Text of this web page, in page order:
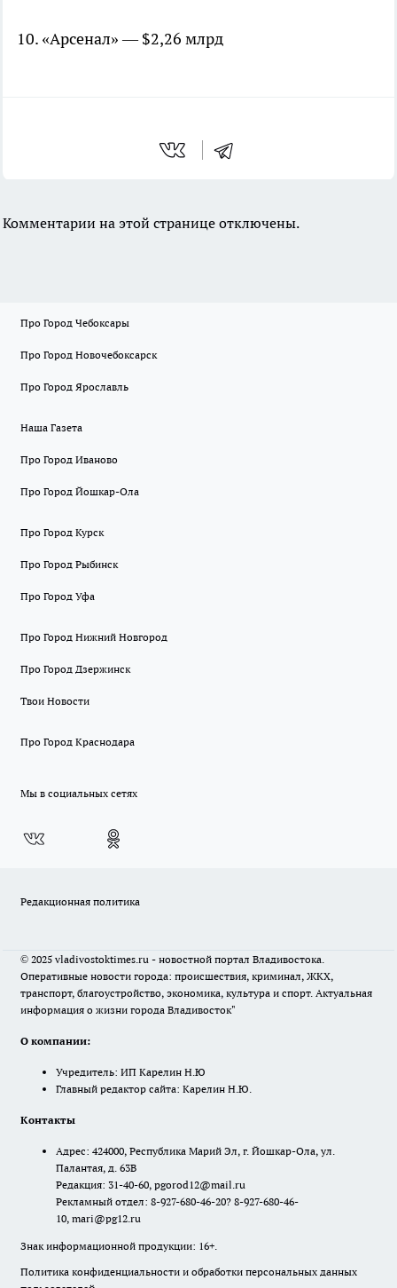
10. «Арсенал» — $2,26 млрд
Комментарии на этой странице отключены.
Про Город Чебоксары
Про Город Новочебоксарск
Про Город Ярославль
Наша Газета
Про Город Иваново
Про Город Йошкар-Ола
Про Город Курск
Про Город Рыбинск
Про Город Уфа
Про Город Нижний Новгород
Про Город Дзержинск
Твои Новости
Про Город Краснодара
Мы в социальных сетях
Редакционная политика
© 2025 vladivostoktimes.ru - новостной портал Владивостока.
Оперативные новости города: происшествия, криминал, ЖКХ,
транспорт, благоустройство, экономика, культура и спорт. Актуальная
информация о жизни города Владивосток"
О компании:
Учредитель: ИП Карелин Н.Ю
Главный редактор сайта: Карелин Н.Ю.
Контакты
Адрес: 424000, Республика Марий Эл, г. Йошкар-Ола, ул.
Палантая, д. 63В
Редакция: 31-40-60, pgorod12@mail.ru
Рекламный отдел: 8-927-680-46-20? 8-927-680-46-
10, mari@pg12.ru
Знак информационной продукции: 16+.
Политика конфиденциальности и обработки персональных данных